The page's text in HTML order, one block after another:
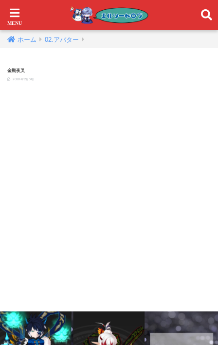
ホーム 02.アバター
金剛夜叉
2020年12月31日